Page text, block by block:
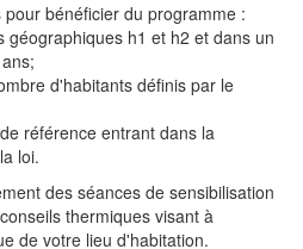
bénéficier du programme :
géographiques h1 et h2 et dans un
d'habitants définis par le
référence entrant dans la
loi.
des séances de sensibilisation
thermiques visant à
de votre lieu d'habitation.